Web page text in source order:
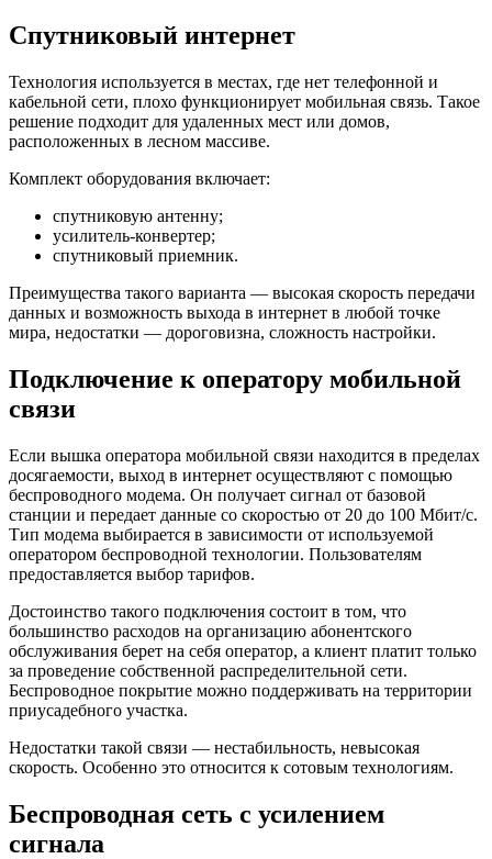
Спутниковый интернет
Технология используется в местах, где нет телефонной и
кабельной сети, плохо функционирует мобильная связь. Такое
решение подходит для удаленных мест или домов,
расположенных в лесном массиве.
Комплект оборудования включает:
спутниковую антенну;
усилитель-конвертер;
спутниковый приемник.
Преимущества такого варианта — высокая скорость передачи
данных и возможность выхода в интернет в любой точке
мира, недостатки — дороговизна, сложность настройки.
Подключение к оператору мобильной
связи
Если вышка оператора мобильной связи находится в пределах
досягаемости, выход в интернет осуществляют с помощью
беспроводного модема. Он получает сигнал от базовой
станции и передает данные со скоростью от 20 до 100 Мбит/с.
Тип модема выбирается в зависимости от используемой
оператором беспроводной технологии. Пользователям
предоставляется выбор тарифов.
Достоинство такого подключения состоит в том, что
большинство расходов на организацию абонентского
обслуживания берет на себя оператор, а клиент платит только
за проведение собственной распределительной сети.
Беспроводное покрытие можно поддерживать на территории
приусадебного участка.
Недостатки такой связи — нестабильность, невысокая
скорость. Особенно это относится к сотовым технологиям.
Беспроводная сеть с усилением
сигнала